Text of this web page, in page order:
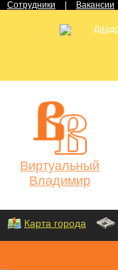
Сотрудники Вакансии
Виртуальный
Владимир
Карта города